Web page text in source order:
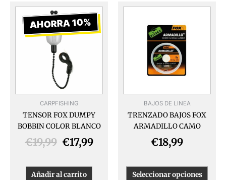
AHORRA 10%
CARPFISHING
TENSOR FOX DUMPY
BOBBIN COLOR BLANCO
€19,99
El
precio
original
€19,99.
€17,99
El
precio
actual
Añadir al carrito
BAJOS DE LINEA
TRENZADO BAJOS FOX
ARMADILLO CAMO
€18,99
Seleccionar opciones
Este